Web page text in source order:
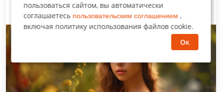
Испытание для городской невесты
пользоваться сайтом, вы автоматически
соглашаетесь пользовательским соглашением ,
включая политику использования файлов cookie.
Ок